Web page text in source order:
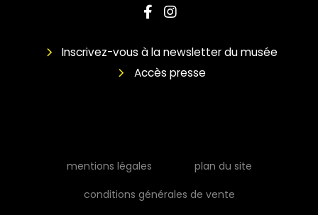
Inscrivez-vous à la newsletter du musée
Accès presse
mentions légales
plan du site
conditions générales de vente